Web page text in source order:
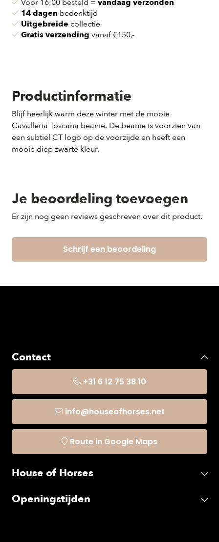
Voor 16:00 besteld = vandaag verzonden
14 dagen bedenktijd
Uitgebreide collectie
Gratis verzending vanaf €150,-
Productinformatie
Blijf heerlijk warm deze winter met de mooie
Cavalleria Toscana beanie. De beanie is voorzien van
een subtiel CT logo op de voorzijde en heeft een
mooie diep zwarte kleur.
Je beoordeling toevoegen
Er zijn nog geen reviews geschreven over dit product.
Schrijf een beoordeling
Contact
+31 6 12 75 38 10
info@houseofhorses.net
Route in Google Maps
House of Horses
Openingstijden